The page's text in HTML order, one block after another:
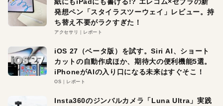
発想ペン「スタイラスツーウェイ」レビュー。持
ち替え不要がラクすぎた！
アクセサリ レポート
iOS 27（ベータ版）を試す。Siri AI、ショート
カットの自動作成ほか、期待大の便利機能5選。
iPhoneがAIの入り口になる未来はすぐそこ！
OS レポート
Insta360のジンバルカメラ「Luna Ultra」実践